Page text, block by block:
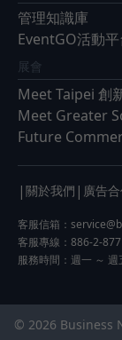
管理知識庫
EventGO活動平
展會
Meet Taipei 創
Meet Greater
Future
| 關於我們 | 廣告
客服信箱：
客服專線：886-2-
服務時間：週一 ～
© 2026 Business